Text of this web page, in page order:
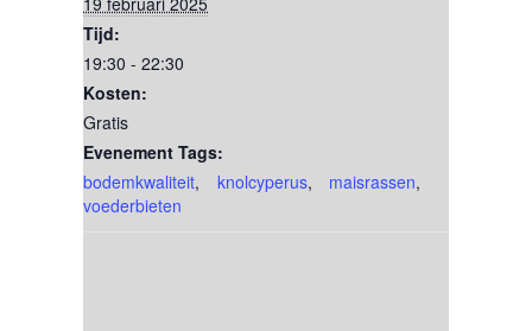
Tijd:
19:30 - 22:30
Kosten:
Gratis
Evenement Tags:
bodemkwaliteit, knolcyperus, maisrassen,
voederbieten